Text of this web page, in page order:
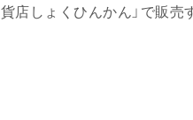
貨店しょくひんかん」で販売